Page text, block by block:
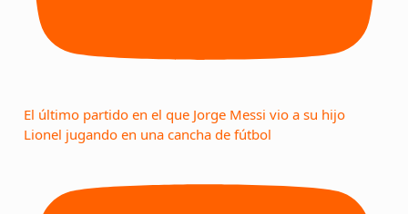
El último partido en el que Jorge Messi vio a su hijo
Lionel jugando en una cancha de fútbol